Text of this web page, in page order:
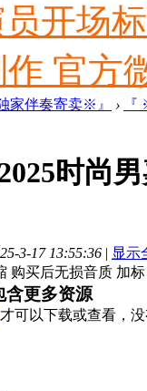
开场
官方
家伴奏寄卖※』 ›
时尚
3-17 13:55:36 | 显示
购买后无损音质 加标
含更多资源
才可以下载或查看，